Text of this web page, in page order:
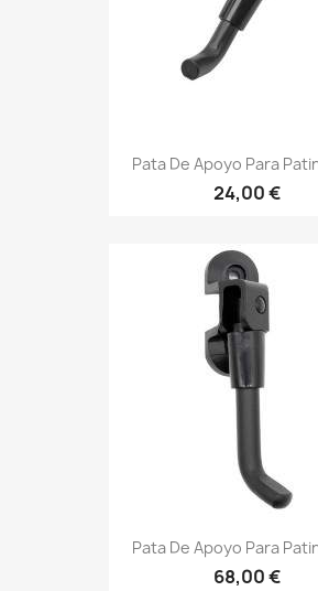
Pata De Apoyo Para
24,00 €
Pata De Apoyo Para
68,00 €